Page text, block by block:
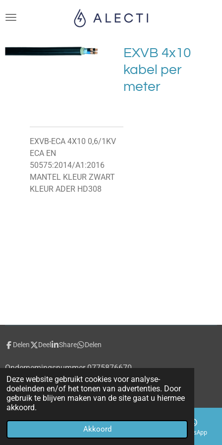
Deze website gebruikt cookies voor analyse-
doeleinden en/of het tonen van advertenties. Door
gebruik te blijven maken van de site gaat u hiermee
akkoord.
Akkoord
direct
de
hoofdinhoud
EXVB 4x10
kabel per
meter
EXVB-ECA 4X10 0,6/1KV
ECA EN
50575:2014/A1:2016
MANTEL KLEUR ZWART
KLEUR ADER HD308
Delen Deel Share Delen
Ondernemingsnummer 0775876670
© 2020 - 2026 alecti.be
Powered byJouwWeb
Telefoonnummer WhatsApp